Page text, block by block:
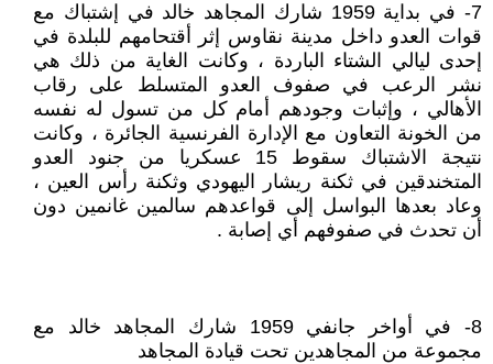
7- في بداية 1959 شارك المجاهد خالد في إشتباك مع
قوات العدو داخل مدينة نقاوس إثر أقتحامهم للبلدة في
إحدى ليالي الشتاء الباردة ، وكانت الغاية من ذلك هي
نشر الرعب في صفوف العدو المتسلط على رقاب
الأهالي ، وإثبات وجودهم أمام كل من تسول له نفسه
من الخونة التعاون مع الإدارة الفرنسية الجائرة ، وكانت
نتيجة الاشتباك سقوط 15 عسكريا من جنود العدو
المتخندقين في ثكنة ريشار اليهودي وثكنة رأس العين ،
وعاد بعدها البواسل إلى قواعدهم سالمين غانمين دون
أن تحدث في صفوفهم أي إصابة .
8- في أواخر جانفي 1959 شارك المجاهد خالد مع
مجموعة من المجاهدين تحت قيادة المجاهد